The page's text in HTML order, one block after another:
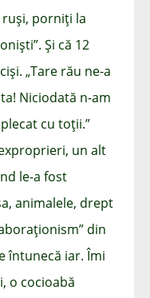
ruși, porniți la
Și că 12
„Tare rău ne-a
Niciodată n-am
cu toții.”
un alt
le-a fost
animalele, drept
din
întunecă iar. Îmi
o cocioabă